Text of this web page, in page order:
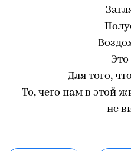
Это
Для того,
То, чего нам в этой
не